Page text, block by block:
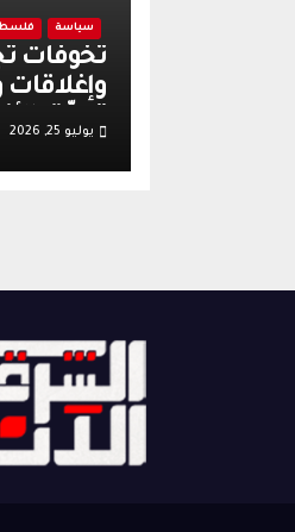
سياسة
تخوفات
تعمّق
أحداث
يوليو 25, 2026